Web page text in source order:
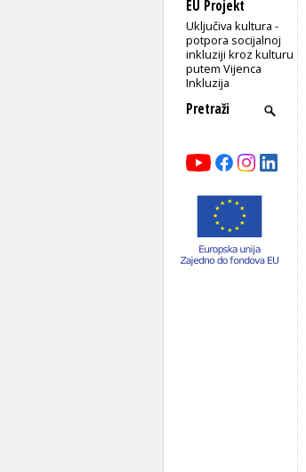
EU Projekt
Uključiva kultura -
potpora socijalnoj
inkluziji kroz kulturu
putem Vijenca
Inkluzija